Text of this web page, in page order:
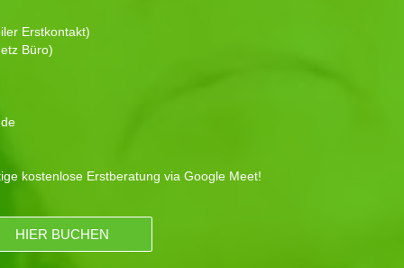
Erstkontakt)
Büro)
kostenlose Erstberatung via Google Meet!
HIER BUCHEN